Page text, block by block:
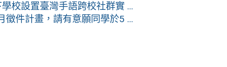
校設置臺灣手語跨校社群實 ...
件計畫，請有意願同學於5 ...